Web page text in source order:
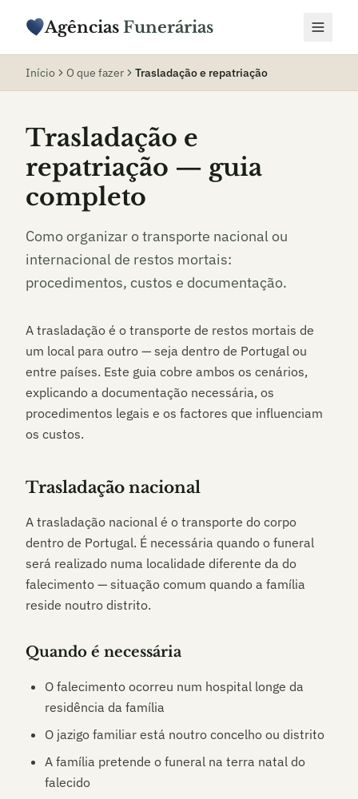
Agências Funerárias
Início O que fazer Trasladação e repatriação
Trasladação e
repatriação — guia
completo
Como organizar o transporte nacional ou
internacional de restos mortais:
procedimentos, custos e documentação.
A trasladação é o transporte de restos mortais de
um local para outro — seja dentro de Portugal ou
entre países. Este guia cobre ambos os cenários,
explicando a documentação necessária, os
procedimentos legais e os factores que influenciam
os custos.
Trasladação nacional
A trasladação nacional é o transporte do corpo
dentro de Portugal. É necessária quando o funeral
será realizado numa localidade diferente da do
falecimento — situação comum quando a família
reside noutro distrito.
Quando é necessária
O falecimento ocorreu num hospital longe da
residência da família
O jazigo familiar está noutro concelho ou distrito
A família pretende o funeral na terra natal do
falecido